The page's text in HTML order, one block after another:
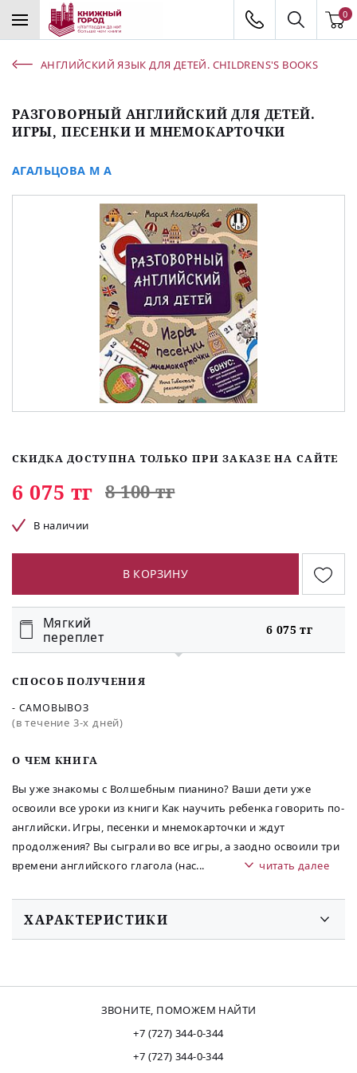
0
АНГЛИЙСКИЙ ЯЗЫК ДЛЯ ДЕТЕЙ. CHILDRENS'S BOOKS
РАЗГОВОРНЫЙ АНГЛИЙСКИЙ ДЛЯ ДЕТЕЙ.
ИГРЫ, ПЕСЕНКИ И МНЕМОКАРТОЧКИ
АГАЛЬЦОВА М А
O ЧЕМ КНИГА
Вы уже знакомы с Волшебным пианино? Ваши дети уже
освоили все уроки из книги Как научить ребенка говорить по-
английски. Игры, песенки и мнемокарточки и ждут
продолжения? Вы сыграли во все игры, а заодно освоили три
времени английского глагола (нас... читать далее
СКИДКА ДОСТУПНА ТОЛЬКО ПРИ ЗАКАЗЕ НА САЙТЕ
6 075 тг 8 100 тг
В наличии
В КОРЗИНУ
Мягкий
переплет
6 075 тг
СПОСОБ ПОЛУЧЕНИЯ
- САМОВЫВОЗ
(в течение 3-х дней)
ХАРАКТЕРИСТИКИ
ЗВОНИТЕ, ПОМОЖЕМ НАЙТИ
+7 (727) 344-0-344
+7 (727) 344-0-344